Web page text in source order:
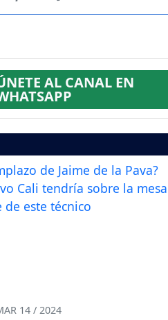
AL CANAL EN
14 / 2024